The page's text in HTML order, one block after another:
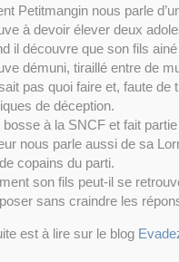
Petitmangin nous parle
à devoir élever deux
il découvre que son fils
démuni, tiraillé entre de
sait pas quoi faire et, faute
de déception.
bosse à la SNCF et fait
nous parle aussi de sa
copains du parti.
son fils peut-il se
sans craindre les
est à lire sur le blog